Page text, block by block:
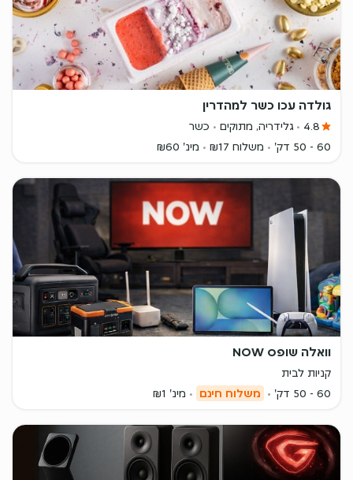
גולדה עכו כשר למהדרין
4.8 גלידריה, מתוקים
כשר
60 - 50 דק'
משלוח ₪17 מינ' ₪60
וואלה שופס NOW
קניות לבית
60 - 50 דק'
משלוח חינם מינ' ₪1